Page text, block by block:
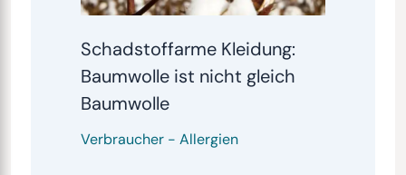
Schadstoffarme Kleidung:
Baumwolle ist nicht gleich
Baumwolle
Verbraucher- Allergien